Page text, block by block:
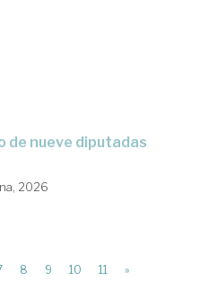
de nueve diputadas
2026
8 9 10 11 »